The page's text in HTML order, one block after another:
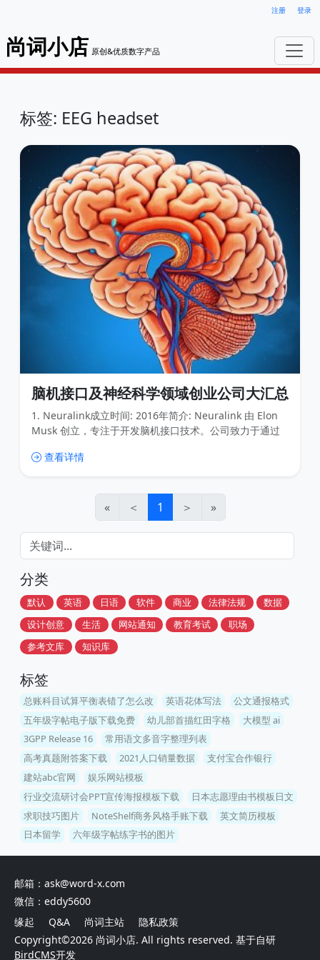
注册 登录
尚词小店 原创&优质数字产品
标签: EEG headset
脑机接口及神经科学领域创业公司大汇总
1. Neuralink成立时间: 2016年简介: Neuralink 由 Elon
Musk 创立，专注于开发脑机接口技术。公司致力于通过
疗神经系统疾病，并最终实现人类与人工智能的融合。最
查看详情
« ＜ 1 ＞ »
分类
默认 英语 日语 软件 商业 法律法规
数据
设计创意
生活 网站通知 教育考试
职场
参考文库
知识库
标签
总账科目试算平衡表错了怎么改 英语花体写法
公文通报格式
五年级字帖电子版下载免费
幼儿部首描红田字格
大模型 ai
3GPP Release 16
常用语文多音字整理列表
高考真题附答案下载
2021人口销量数据
支付宝合作银行
建站abc官网
娱乐网站模板
行业交流研讨会PPT宣传海报模板下载
日本志愿理由书模板日文
求职技巧图片
NoteShelf商务风格手账下载
英文简历模板
日本留学
六年级字帖练字书的图片
邮箱：ask@word-x.com
微信：eddy5600
缘起
Q&A 尚词主站
隐私政策
Copyright©2026 尚词小店. All rights reserved. 基于自研
BirdCMS开发